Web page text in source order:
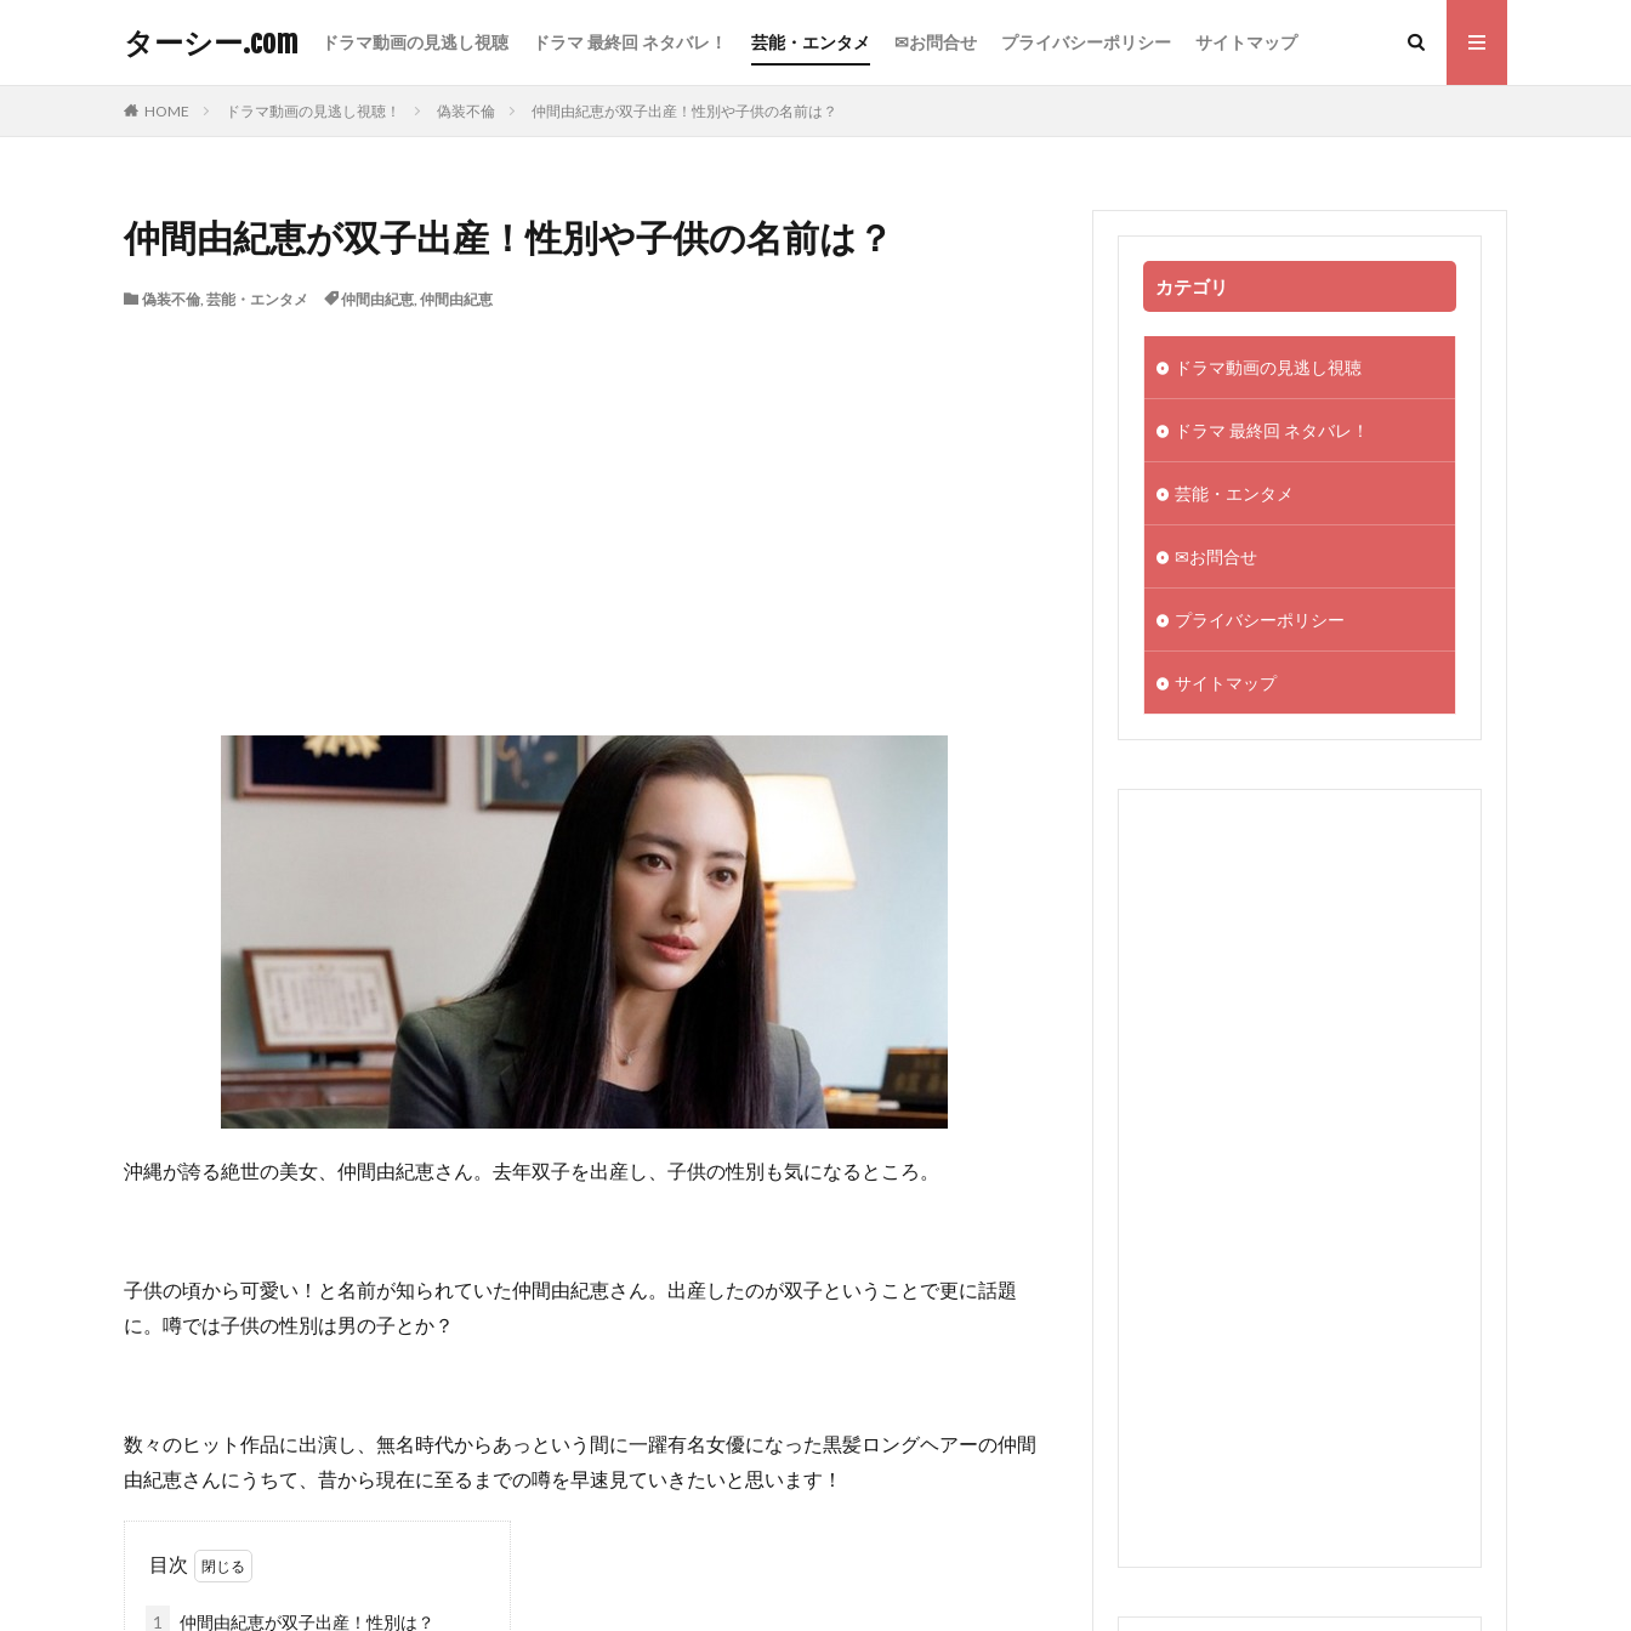
ターシー.com ドラマ動画の見逃し視聴 ドラマ 最終回 ネタバレ！ 芸能・エンタメ ✉お問合せ プライバシーポリシー サイトマップ
HOME ドラマ動画の見逃し視聴！ 偽装不倫 仲間由紀恵が双子出産！性別や子供の名前は？
仲間由紀恵が双子出産！性別や子供の名前は？
偽装不倫, 芸能・エンタメ 仲間由紀恵, 仲間由紀恵
沖縄が誇る絶世の美女、仲間由紀恵さん。去年双子を出産し、子供の性別も気になるところ。
子供の頃から可愛い！と名前が知られていた仲間由紀恵さん。出産したのが双子ということで更に話題
に。噂では子供の性別は男の子とか？
数々のヒット作品に出演し、無名時代からあっという間に一躍有名女優になった黒髪ロングヘアーの仲間
由紀恵さんにうちて、昔から現在に至るまでの噂を早速見ていきたいと思います！
目次
1 仲間由紀恵が双子出産！性別は？
カテゴリ
ドラマ動画の見逃し視聴
ドラマ 最終回 ネタバレ！
芸能・エンタメ
✉お問合せ
プライバシーポリシー
サイトマップ